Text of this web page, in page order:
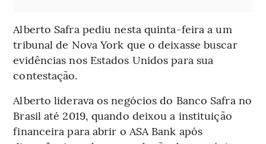
Alberto Safra pediu nesta quinta-feira a um
tribunal de Nova York que o deixasse buscar
evidências nos Estados Unidos para sua
contestação.
Alberto liderava os negócios do Banco Safra no
Brasil até 2019, quando deixou a instituição
financeira para abrir o ASA Bank após